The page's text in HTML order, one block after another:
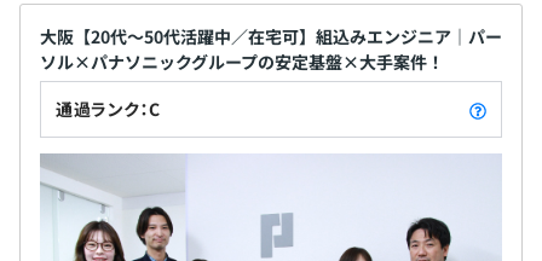
大阪【20代〜50代活躍中／在宅可】組込みエンジニア｜パー
ソル×パナソニックグループの安定基盤×大手案件！
通過ランク：C